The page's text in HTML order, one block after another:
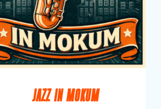
JAZZ IN MOKUM